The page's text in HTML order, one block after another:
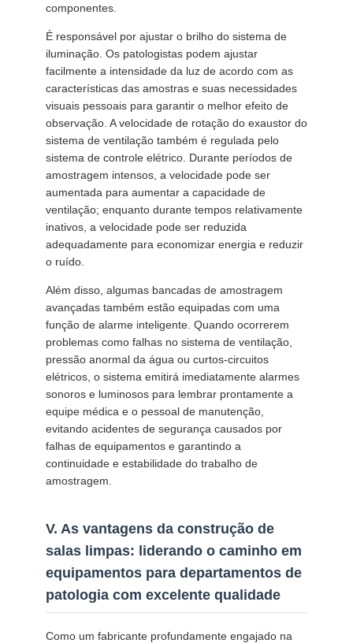
componentes.
É responsável por ajustar o brilho do sistema de
iluminação. Os patologistas podem ajustar
facilmente a intensidade da luz de acordo com as
características das amostras e suas necessidades
visuais pessoais para garantir o melhor efeito de
observação. A velocidade de rotação do exaustor do
sistema de ventilação também é regulada pelo
sistema de controle elétrico. Durante períodos de
amostragem intensos, a velocidade pode ser
aumentada para aumentar a capacidade de
ventilação; enquanto durante tempos relativamente
inativos, a velocidade pode ser reduzida
adequadamente para economizar energia e reduzir
o ruído.
Além disso, algumas bancadas de amostragem
avançadas também estão equipadas com uma
função de alarme inteligente. Quando ocorrerem
problemas como falhas no sistema de ventilação,
pressão anormal da água ou curtos-circuitos
elétricos, o sistema emitirá imediatamente alarmes
sonoros e luminosos para lembrar prontamente a
equipe médica e o pessoal de manutenção,
evitando acidentes de segurança causados ​​por
falhas de equipamentos e garantindo a
continuidade e estabilidade do trabalho de
amostragem.
V. As vantagens da construção de
salas limpas: liderando o caminho em
equipamentos para departamentos de
patologia com excelente qualidade
Como um fabricante profundamente engajado na